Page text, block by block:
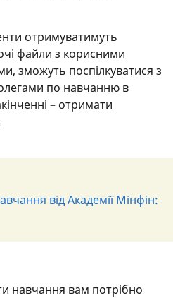
отримуватимуть
файли з корисними
зможуть поспілкуватися з
по навчанню в
– отримати
від Академії Мінфін:
інвестиції загалом. Це
, адже облігації
навчання вам потрібно